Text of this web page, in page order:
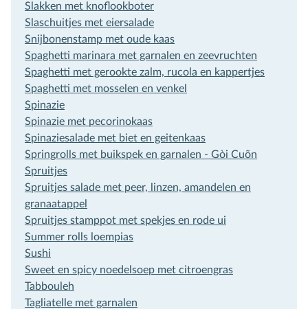
Slakken met knoflookboter
Slaschuitjes met eiersalade
Snijbonenstamp met oude kaas
Spaghetti marinara met garnalen en zeevruchten
Spaghetti met gerookte zalm, rucola en kappertjes
Spaghetti met mosselen en venkel
Spinazie
Spinazie met pecorinokaas
Spinaziesalade met biet en geitenkaas
Springrolls met buikspek en garnalen - Gòi Cuõn
Spruitjes
Spruitjes salade met peer, linzen, amandelen en
granaatappel
Spruitjes stamppot met spekjes en rode ui
Summer rolls loempias
Sushi
Sweet en spicy noedelsoep met citroengras
Tabbouleh
Tagliatelle met garnalen